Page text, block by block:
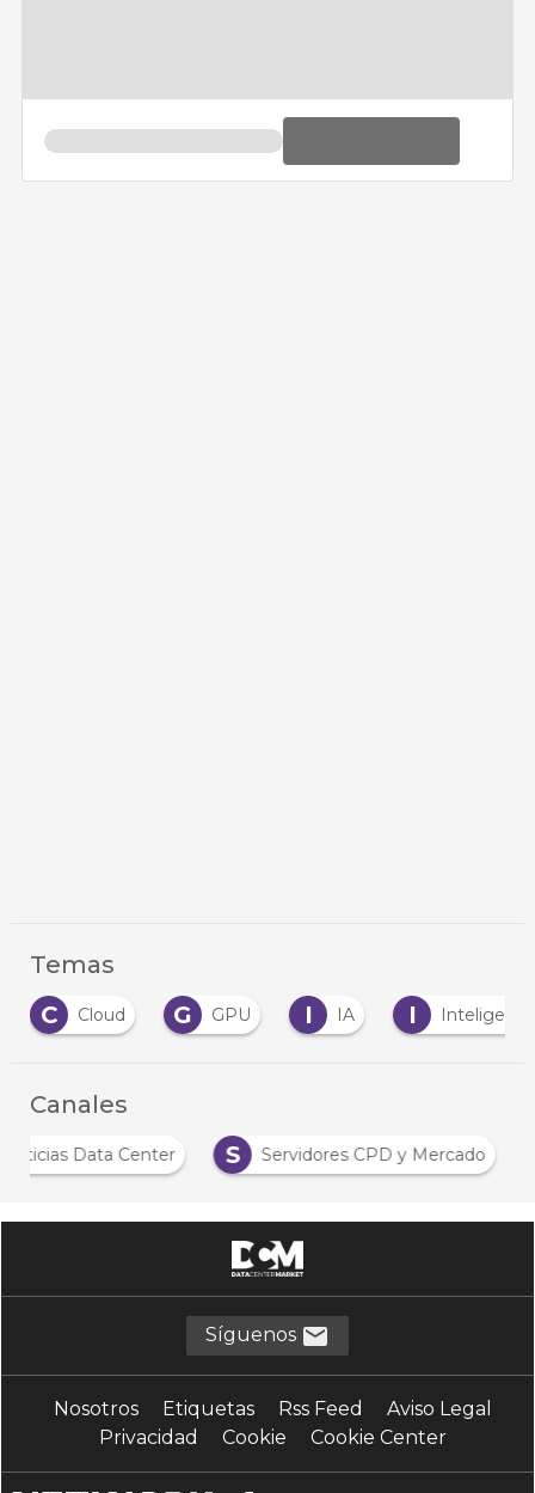
Temas
C
Cloud G GPU I IA I
Canales
Noticias Data Center S Servidores CPD y Mercado
Síguenos
Nosotros Etiquetas Rss Feed
Aviso Legal
Privacidad
Cookie Cookie Center